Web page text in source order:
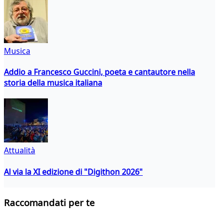
Musica
Addio a Francesco Guccini, poeta e cantautore nella
storia della musica italiana
Attualità
Al via la XI edizione di "Digithon 2026"
Raccomandati per te